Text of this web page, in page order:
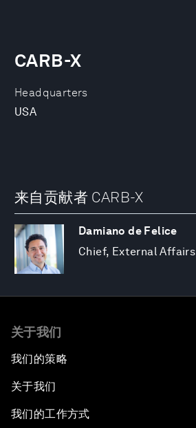
Headquarters
USA
CARB-X
来自贡献者 CARB-X
Damiano de Felice
Chief, External Affairs
关于我们
我们的策略
关于我们
我们的工作方式